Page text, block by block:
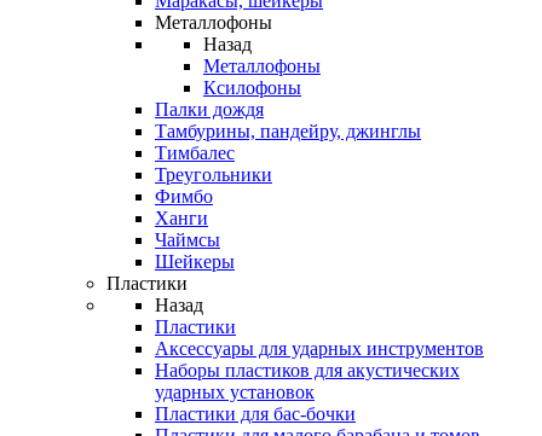
Металлофоны
Назад
Металлофоны
Ксилофоны
Палки дождя
Тамбурины, пандейру, джинглы
Тимбалес
Треугольники
Фимбо
Ханги
Чаймсы
Шейкеры
Пластики
Назад
Пластики
Аксессуары для ударных инструментов
Наборы пластиков для акустических
ударных установок
Пластики для бас-бочки